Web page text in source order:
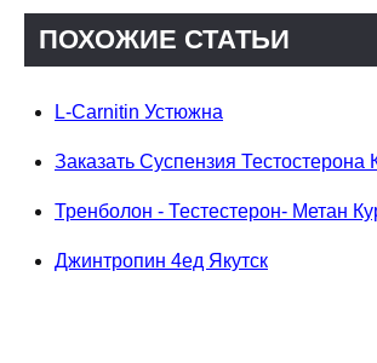
ПОХОЖИЕ СТАТЬИ
L-Carnitin Устюжна
Заказать Суспензия Тестостерона
Тренболон - Тестестерон- Метан
Джинтропин 4ед Якутск